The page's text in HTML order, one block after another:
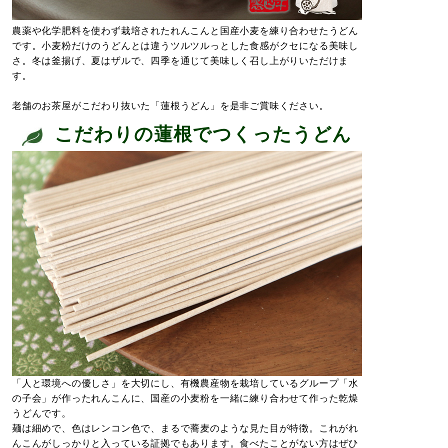
農薬や化学肥料を使わず栽培されたれんこんと国産小麦を練り合わせたうどん
です。小麦粉だけのうどんとは違うツルツルっとした食感がクセになる美味し
さ。冬は釜揚げ、夏はザルで、四季を通じて美味しく召し上がりいただけま
す。
老舗のお茶屋がこだわり抜いた「蓮根うどん」を是非ご賞味ください。
こだわりの蓮根でつくったうどん
「人と環境への優しさ」を大切にし、有機農産物を栽培しているグループ「水
の子会」が作ったれんこんに、国産の小麦粉を一緒に練り合わせて作った乾燥
うどんです。
麺は細めで、色はレンコン色で、まるで蕎麦のような見た目が特徴。これがれ
んこんがしっかりと入っている証拠でもあります。食べたことがない方はぜひ